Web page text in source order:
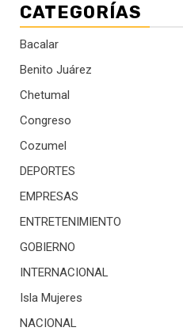
CATEGORÍAS
Bacalar
Benito Juárez
Chetumal
Congreso
Cozumel
DEPORTES
EMPRESAS
ENTRETENIMIENTO
GOBIERNO
INTERNACIONAL
Isla Mujeres
NACIONAL